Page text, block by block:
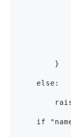
        }
    else:
if